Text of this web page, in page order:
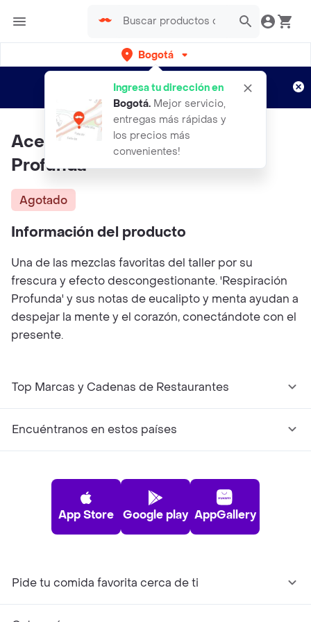
Bogotá
Ingresa tu dirección en
Bogotá. Mejor servicio,
entregas más rápidas y
los precios más
convenientes!
envíos gratis por semanas
Aplican TyC
Aceite Esencial Respiración
Profunda
Agotado
Información del producto
Una de las mezclas favoritas del taller por su
frescura y efecto descongestionante. 'Respiración
Profunda' y sus notas de eucalipto y menta ayudan a
despejar la mente y el corazón, conectándote con el
presente.
Top Marcas y Cadenas de Restaurantes
Encuéntranos en estos países
App Store Google play AppGallery
Pide tu comida favorita cerca de ti